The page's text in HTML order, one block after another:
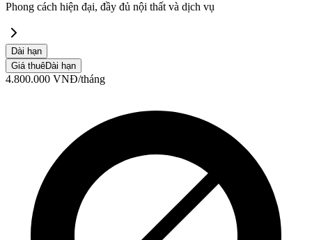
Phong cách hiện đại, đầy đủ nội thất và dịch vụ
Dài hạn
Giá thuêDài hạn
4.800.000 VNĐ/tháng